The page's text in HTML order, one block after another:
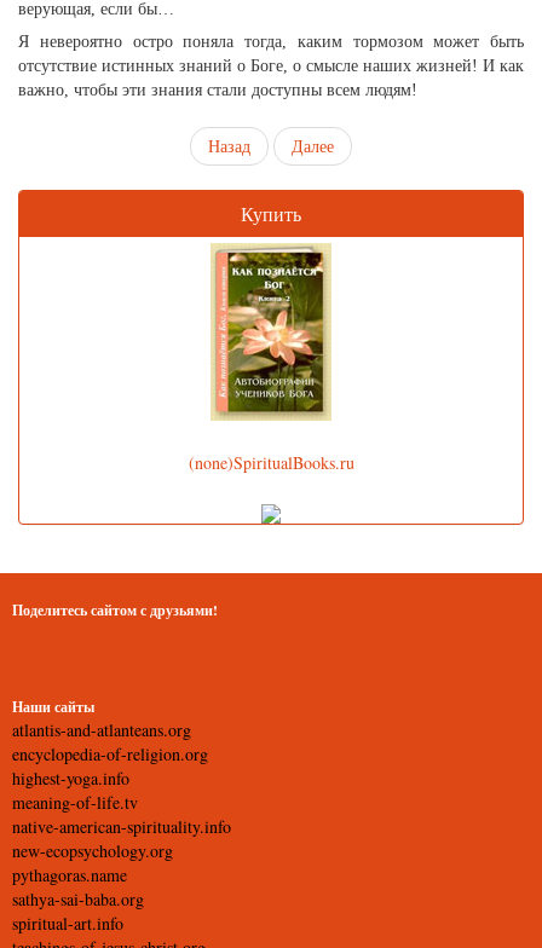
верующая, если бы…
Я невероятно остро поняла тогда, каким тормозом может быть
отсутствие истинных знаний о Боге, о смысле наших жизней! И как
важно, чтобы эти знания стали доступны всем людям!
Назад Далее
Купить
(none)SpiritualBooks.ru
Поделитесь сайтом с друзьями!
Наши сайты
atlantis-and-atlanteans.org
encyclopedia-of-religion.org
highest-yoga.info
meaning-of-life.tv
native-american-spirituality.info
new-ecopsychology.org
pythagoras.name
sathya-sai-baba.org
spiritual-art.info